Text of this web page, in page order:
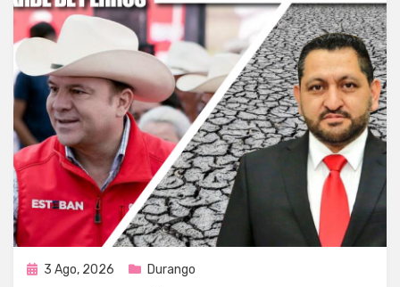
Publicada
3 Ago, 2026 Durango